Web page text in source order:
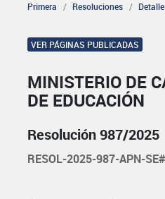
Primera Resoluciones Detalle
VER PÁGINAS PUBLICADAS
MINISTERIO DE
DE EDUCACIÓN
Resolución 987/2025
RESOL-2025-987-APN-